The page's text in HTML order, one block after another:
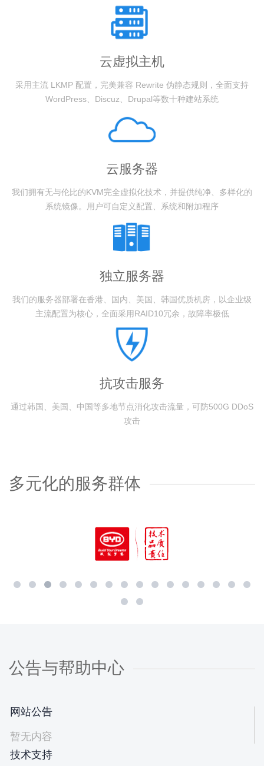
云虚拟主机
采用主流 LKMP 配置，完美兼容 Rewrite 伪静态规则，全面支持
WordPress、Discuz、Drupal等数十种建站系统
云服务器
我们拥有无与伦比的KVM完全虚拟化技术，并提供纯净、多样化的
系统镜像。用户可自定义配置、系统和附加程序
独立服务器
我们的服务器部署在香港、国内、美国、韩国优质机房，以企业级
主流配置为核心，全面采用RAID10冗余，故障率极低
抗攻击服务
通过韩国、美国、中国等多地节点消化攻击流量，可防500G DDoS
攻击
多元化的服务群体
公告与帮助中心
网站公告
暂无内容
技术支持